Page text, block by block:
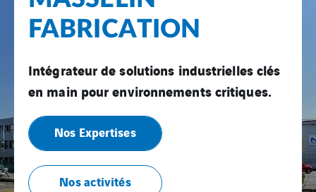
FABRICATION
Intégrateur de solutions industrielles clés
en main pour environnements critiques.
Nos Expertises
Nos activités